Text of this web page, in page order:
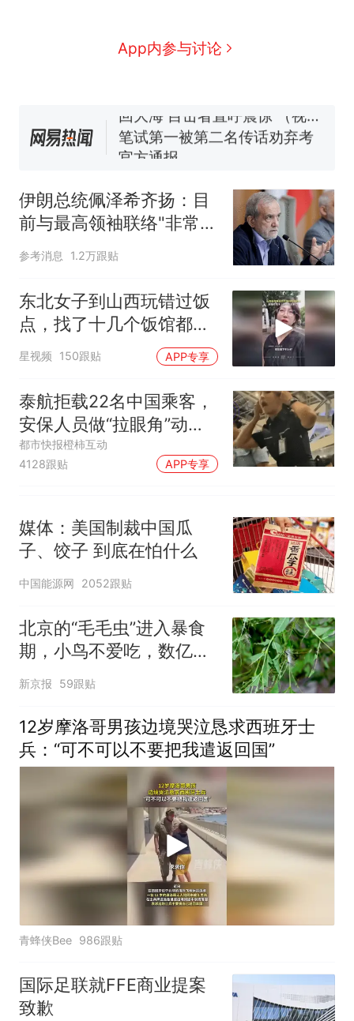
App内参与讨论
协会回应
男子上山采菌偶然发现鸡枞菌
窝，原地守1天等它长大：挖了
来源：参考消息）
笔试第一被第二名传话劝弃考
官方通报
间创作“悬浮字” 网友：真·裸眼
3D！
热
制裁瓜子饺子，美国怕什
么？
伊朗总统佩泽希齐扬：目
前与最高领袖联络"非常困
难"
参考消息 1.2万跟贴
东北女子到山西玩错过饭
点，找了十几个饭馆都没
开门：午休到几点
星视频 150跟贴 APP专享
泰航拒载22名中国乘客，
安保人员做“拉眼角”动
作，泰国机场最新回应：
拒绝登机决定由航司作
改签但没兑现
都市快报橙柿互动
4128跟贴
APP专享
媒体：美国制裁中国瓜
子、饺子 到底在怕什么
中国能源网 2052跟贴
北京的“毛毛虫”进入暴食
期，小鸟不爱吃，数亿头
小蜂迎战
新京报 59跟贴
12岁摩洛哥男孩边境哭泣恳求西班牙士
兵：“可不可以不要把我遣返回国”
青蜂侠Bee 986跟贴
国际足联就FFE商业提案
致歉